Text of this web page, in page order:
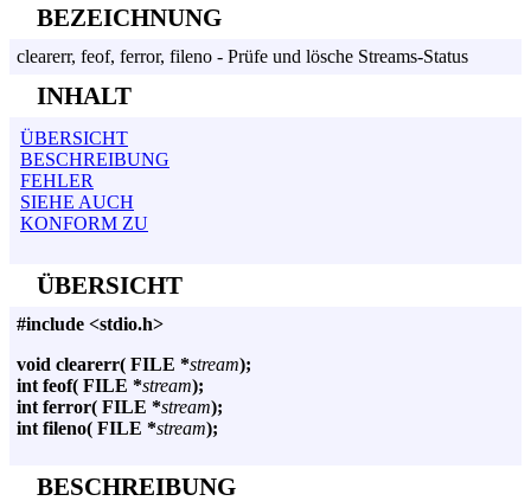
BEZEICHNUNG
clearerr, feof, ferror, fileno - Prüfe und lösche Streams-Status
INHALT
ÜBERSICHT
BESCHREIBUNG
FEHLER
SIEHE AUCH
KONFORM ZU
ÜBERSICHT
#include <stdio.h>
void clearerr( FILE *stream);
int feof( FILE *stream);
int ferror( FILE *stream);
int fileno( FILE *stream);
BESCHREIBUNG